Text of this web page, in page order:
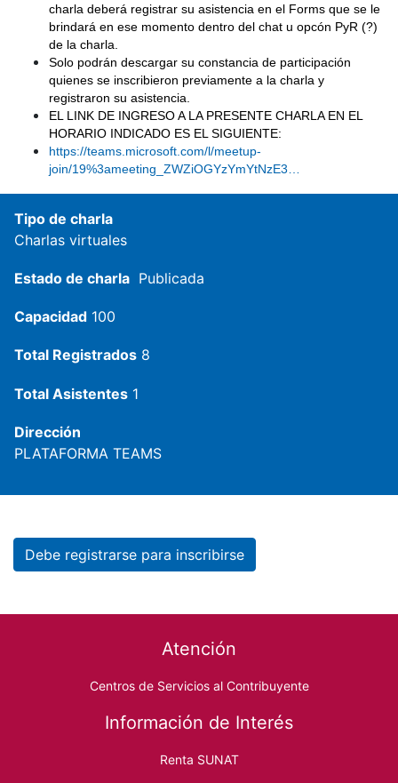
charla deberá registrar su asistencia en el Forms que se le
brindará en ese momento dentro del chat u opcón PyR (?)
de la charla.
Solo podrán descargar su constancia de participación
quienes se inscribieron previamente a la charla y
registraron su asistencia.
EL LINK DE INGRESO A LA PRESENTE CHARLA EN EL
HORARIO INDICADO ES EL SIGUIENTE:
https://teams.microsoft.com/l/meetup-
join/19%3ameeting_ZWZiOGYzYmYtNzE3…
Tipo de charla
Charlas virtuales
Estado de charla Publicada
Capacidad 100
Total Registrados 8
Total Asistentes 1
Dirección
PLATAFORMA TEAMS
Debe registrarse para inscribirse
Atención
Centros de Servicios al Contribuyente
Información de Interés
Renta SUNAT